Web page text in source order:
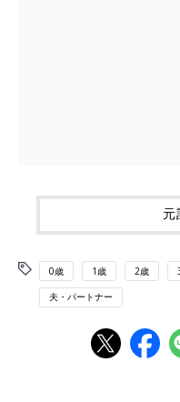
元
0歳 1歳 2歳
夫・パートナー